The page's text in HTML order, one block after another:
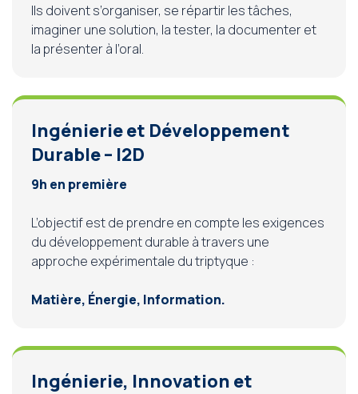
Ils doivent s’organiser, se répartir les tâches,
imaginer une solution, la tester, la documenter et
la présenter à l’oral.
Ingénierie et Développement
Durable – I2D
9h en première
L’objectif est de prendre en compte les exigences
du développement durable à travers une
approche expérimentale du triptyque :
Matière, Énergie, Information.
Ingénierie, Innovation et